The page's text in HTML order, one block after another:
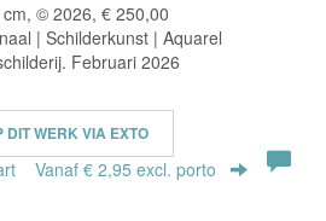
© 2026, € 250,00
| Schilderkunst | Aquarel
Februari 2026
DIT WERK VIA EXTO
Vanaf € 2,95 excl. porto